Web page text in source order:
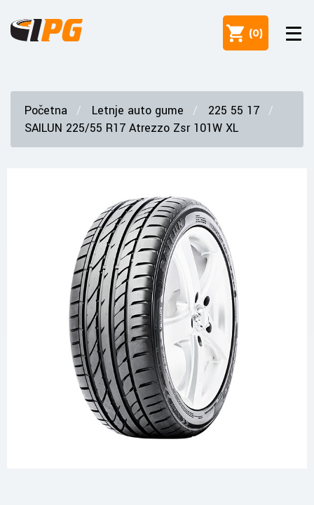
(0)
Početna Letnje auto gume
225 55 17
SAILUN 225/55 R17 Atrezzo Zsr 101W XL